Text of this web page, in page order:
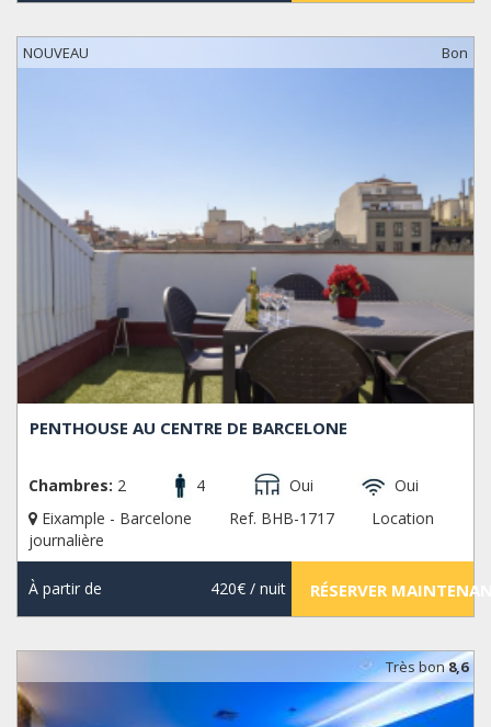
NOUVEAU Bon
PENTHOUSE AU CENTRE DE BARCELONE
Chambres: 2 4 Oui
Oui
Eixample - Barcelone
Ref. BHB-1717
Location
journalière
À partir de 420€/ nuit RÉSERVER
Très bon8,6